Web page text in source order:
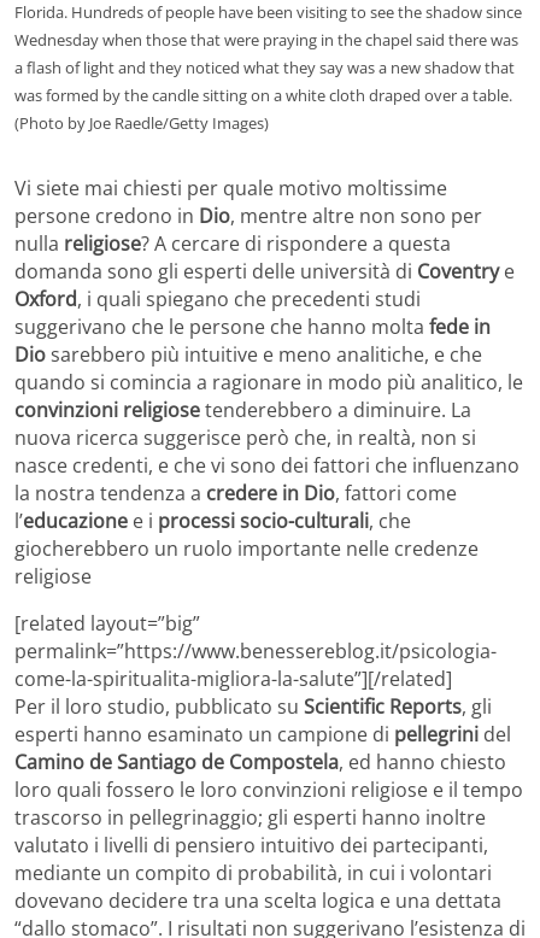
Florida. Hundreds of people have been visiting to see the shadow since
Wednesday when those that were praying in the chapel said there was
a flash of light and they noticed what they say was a new shadow that
was formed by the candle sitting on a white cloth draped over a table.
(Photo by Joe Raedle/Getty Images)
Vi siete mai chiesti per quale motivo moltissime
persone credono in Dio, mentre altre non sono per
nulla religiose? A cercare di rispondere a questa
domanda sono gli esperti delle università di Coventrye
Oxford, i quali spiegano che precedenti studi
suggerivano che le persone che hanno molta fede in
Diosarebbero più intuitive e meno analitiche, e che
quando si comincia a ragionare in modo più analitico, le
convinzioni religiosetenderebbero a diminuire. La
nuova ricerca suggerisce però che, in realtà, non si
nasce credenti, e che vi sono dei fattori che influenzano
la nostra tendenza a credere in Dio, fattori come
l’educazione e i processi socio-culturali, che
giocherebbero un ruolo importante nelle credenze
religiose
[related layout=”big”
permalink=”https://www.benessereblog.it/psicologia-
come-la-spiritualita-migliora-la-salute”][/related]
Per il loro studio, pubblicato su Scientific Reports, gli
esperti hanno esaminato un campione di pellegrini del
Camino de Santiago de Compostela, ed hanno chiesto
loro quali fossero le loro convinzioni religiose e il tempo
trascorso in pellegrinaggio; gli esperti hanno inoltre
valutato i livelli di pensiero intuitivo dei partecipanti,
mediante un compito di probabilità, in cui i volontari
dovevano decidere tra una scelta logica e una dettata
“dallo stomaco”. I risultati non suggerivano l’esistenza di